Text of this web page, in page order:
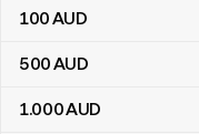
100AUD
500AUD
1.000AUD